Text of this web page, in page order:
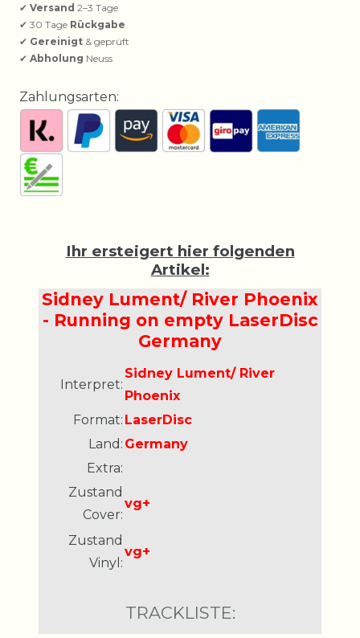
✔ Versand 2–3 Tage
✔ 30 Tage Rückgabe
✔ Gereinigt & geprüft
✔ Abholung Neuss
Zahlungsarten:
Ihr ersteigert hier folgenden
Artikel:
Sidney Lument/ River Phoenix
- Running on empty LaserDisc
Germany
Interpret:
Sidney Lument/ River
Phoenix
Format: LaserDisc
Land: Germany
Extra:
Zustand
Cover:
vg+
Zustand
Vinyl:
vg+
TRACKLISTE: